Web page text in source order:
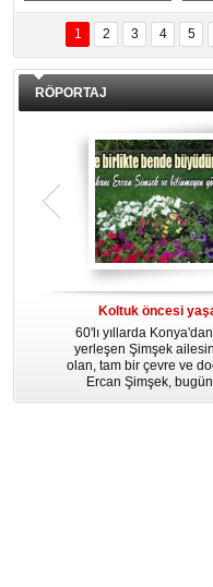
DAL İÇERİ ZÜBÜK!
1 2 3 4 5
RÖPORTAJ
Koltuk öncesi
60'lı yıllarda
yerleşen Şimşek
olan, tam bir çevre ve
Ercan Şimşek,
Başkanlığı yaptığı